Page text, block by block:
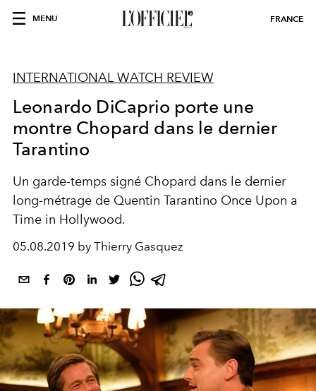
MENU FRANCE
INTERNATIONAL WATCH REVIEW
Leonardo DiCaprio porte une
montre Chopard dans le dernier
Tarantino
Un garde-temps signé Chopard dans le dernier
long-métrage de Quentin Tarantino Once Upon a
Time in Hollywood.
05.08.2019 by Thierry Gasquez